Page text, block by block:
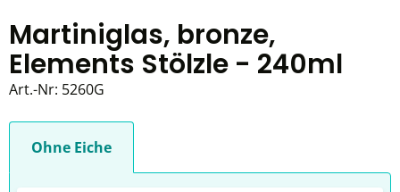
Martiniglas, bronze,
Elements Stölzle - 240ml
Art.-Nr: 5260G
Ohne Eiche